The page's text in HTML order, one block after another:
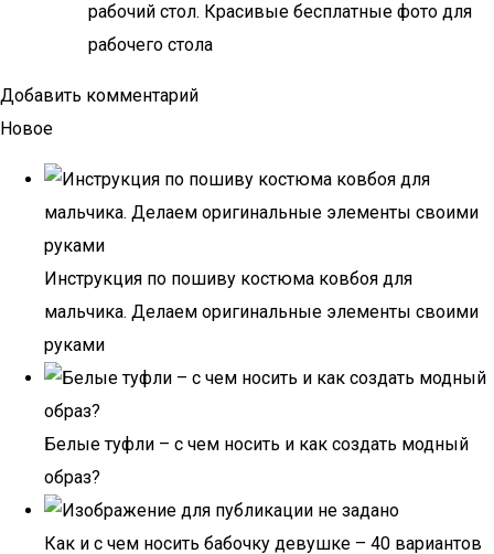
рабочий стол. Красивые бесплатные фото для
рабочего стола
Добавить комментарий
Новое
Инструкция по пошиву костюма ковбоя для
мальчика. Делаем оригинальные элементы своими
руками
Белые туфли – с чем носить и как создать модный
образ?
Как и с чем носить бабочку девушке – 40 вариантов